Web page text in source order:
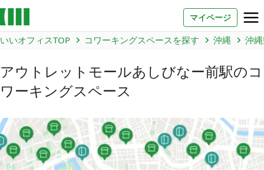
マイページ
よくあるご質問
店舗オーナー様へ
いいオフィスTOP コワーキングスペースを探す 沖縄 沖
アウトレットモールあしびなー前駅のコ
ワーキングスペース